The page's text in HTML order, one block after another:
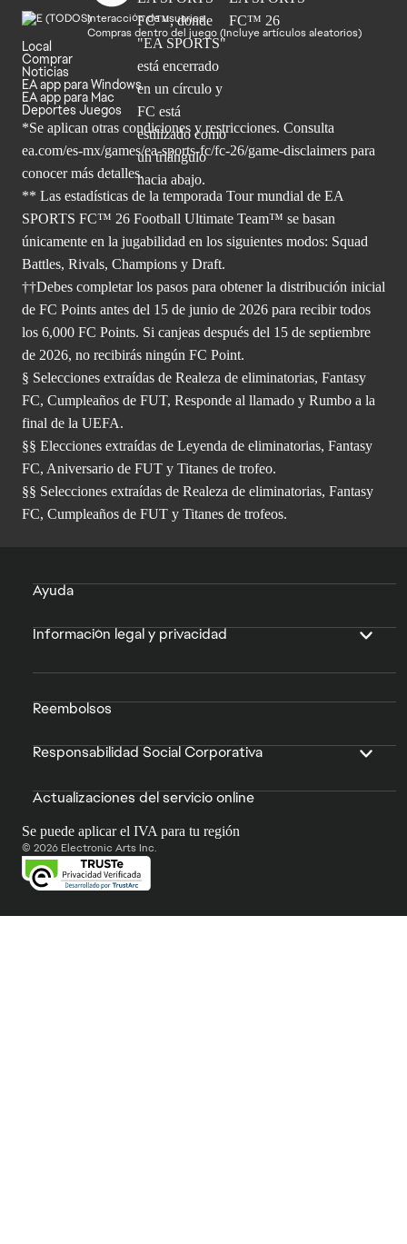
Interacción de usuarios
Compras dentro del juego (Incluye artículos aleatorios)
Local
Comprar
Noticias
EA app para Windows
EA app para Mac
Deportes Juegos
*Se aplican otras condiciones y restricciones. Consulta
ea.com/es-mx/games/ea-sports-fc/fc-26/game-disclaimers para
conocer más detalles.
** Las estadísticas de la temporada Tour mundial de EA
SPORTS FC™ 26 Football Ultimate Team™ se basan
únicamente en la jugabilidad en los siguientes modos: Squad
Battles, Rivals, Champions y Draft.
††Debes completar los pasos para obtener la distribución inicial
de FC Points antes del 15 de junio de 2026 para recibir todos
los 6,000 FC Points. Si canjeas después del 15 de septiembre
de 2026, no recibirás ningún FC Point.
§ Selecciones extraídas de Realeza de eliminatorias, Fantasy
FC, Cumpleaños de FUT, Responde al llamado y Rumbo a la
final de la UEFA.
§§ Elecciones extraídas de Leyenda de eliminatorias, Fantasy
FC, Aniversario de FUT y Titanes de trofeo.
§§ Selecciones extraídas de Realeza de eliminatorias, Fantasy
FC, Cumpleaños de FUT y Titanes de trofeos.
Ayuda
Información legal y privacidad
Reembolsos
Responsabilidad Social Corporativa
Actualizaciones del servicio online
Se puede aplicar el IVA para tu región
© 2026 Electronic Arts Inc.